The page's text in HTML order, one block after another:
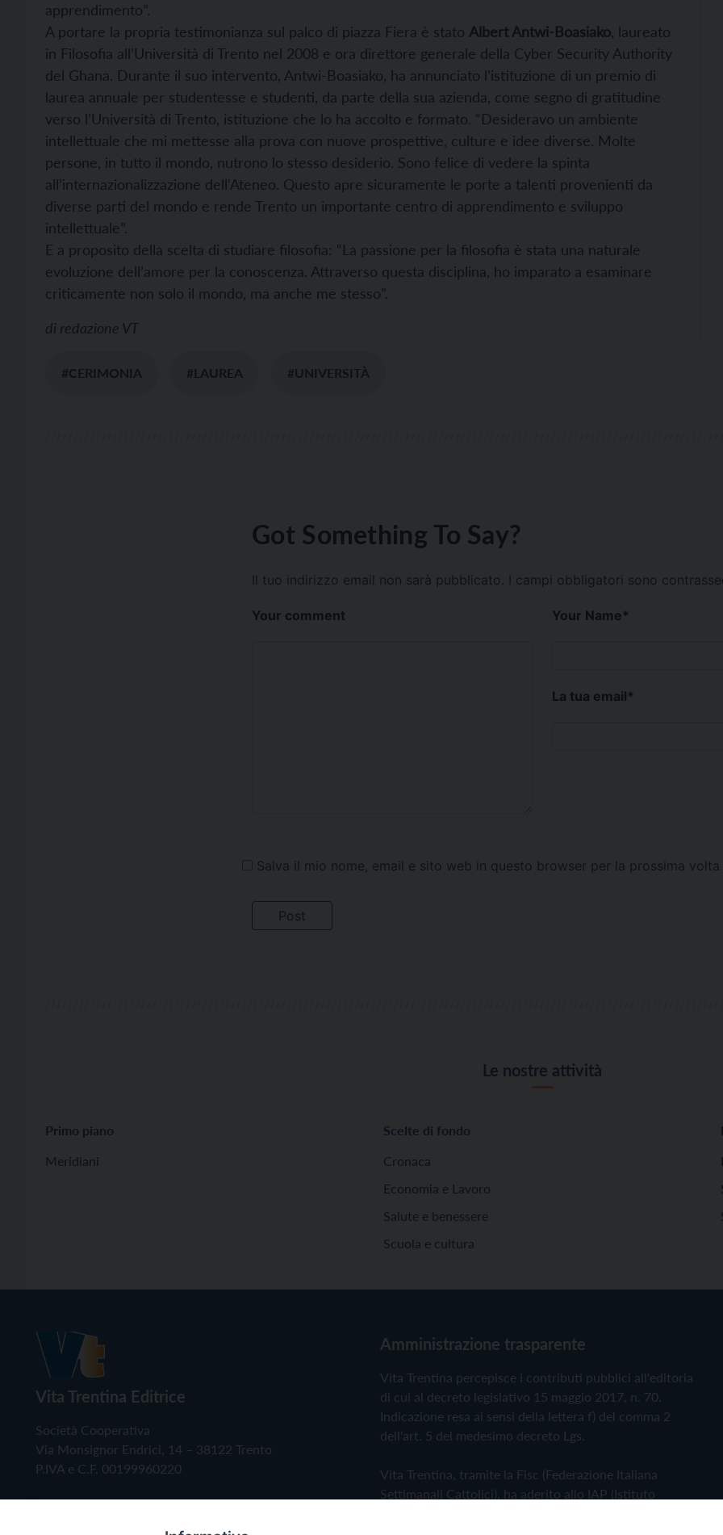
apprendimento”.
A portare la propria testimonianza sul palco di piazza Fiera è stato Albert Antwi-Boasiako , laureato
in Filosofia all’Università di Trento nel 2008 e ora direttore generale della Cyber Security Authority
del Ghana. Durante il suo intervento, Antwi-Boasiako, ha annunciato l’istituzione di un premio di
laurea annuale per studentesse e studenti, da parte della sua azienda, come segno di gratitudine
verso l’Università di Trento, istituzione che lo ha accolto e formato. “Desideravo un ambiente
intellettuale che mi mettesse alla prova con nuove prospettive, culture e idee diverse. Molte
persone, in tutto il mondo, nutrono lo stesso desiderio. Sono felice di vedere la spinta
all’internazionalizzazione dell’Ateneo. Questo apre sicuramente le porte a talenti provenienti da
diverse parti del mondo e rende Trento un importante centro di apprendimento e sviluppo
intellettuale”.
E a proposito della scelta di studiare filosofia: “La passione per la filosofia è stata una naturale
evoluzione dell’amore per la conoscenza. Attraverso questa disciplina, ho imparato a esaminare
criticamente non solo il mondo, ma anche me stesso”.
di redazione VT
#CERIMONIA #LAUREA #UNIVERSITÀ
Got Something To Say?
Il tuo indirizzo email non sarà pubblicato. I campi obbligatori sono
Your comment Your Name*
La tua email*
Salva il mio nome, email e sito web in questo browser per la prossima
Le nostre attività
Primo piano
Meridiani
Scelte di fondo
Cronaca
Economia e Lavoro
Salute e benessere
Scuola e cultura
Vita Trentina Editrice
Società Cooperativa
Via Monsignor Endrici, 14 – 38122 Trento
P.IVA e C.F. 00199960220
Amministrazione trasparente
Vita Trentina percepisce i contributi pubblici all'editoria
di cui al decreto legislativo 15 maggio 2017, n. 70.
Indicazione resa ai sensi della lettera f) del comma 2
dell'art. 5 del medesimo decreto Lgs.
Vita Trentina, tramite la Fisc (Federazione Italiana
Settimanali Cattolici), ha aderito allo IAP (Istituto